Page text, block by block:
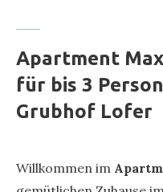
Apartment
für bis 3
Grubhof Lofer
Willkommen im